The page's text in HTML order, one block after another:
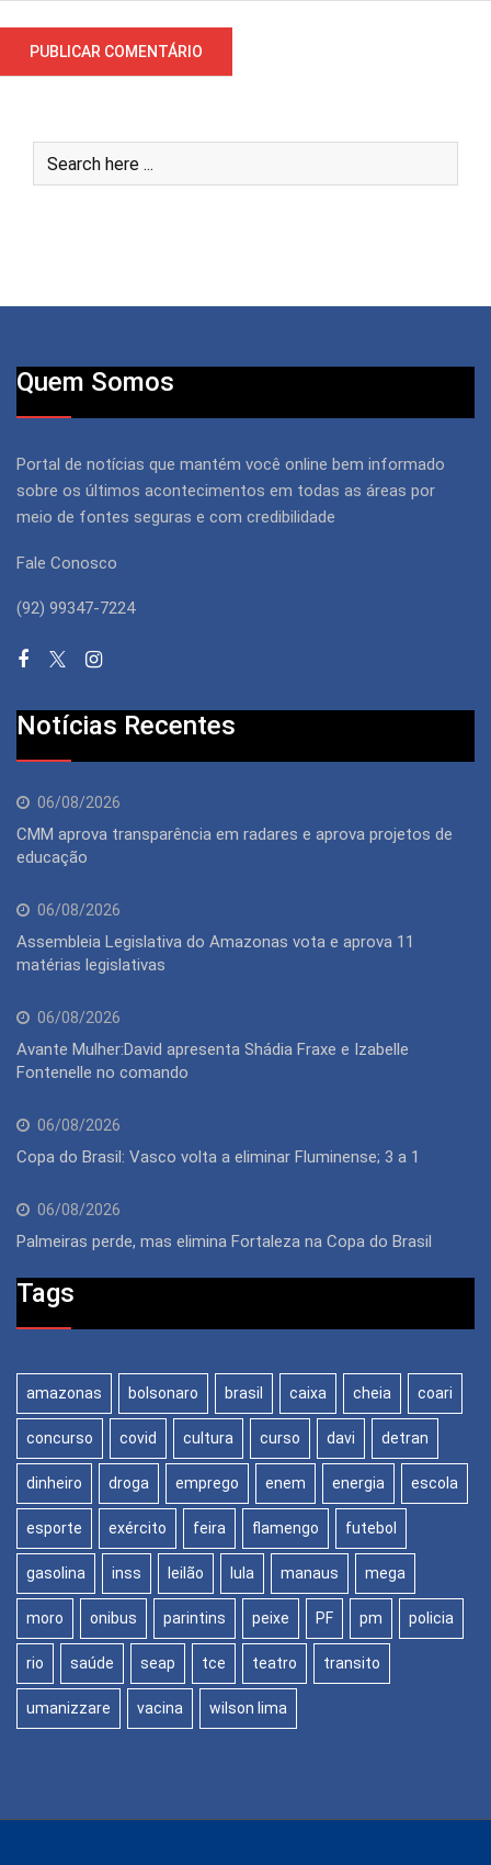
Quem Somos
Portal de notícias que mantém você online bem informado
sobre os últimos acontecimentos em todas as áreas por
meio de fontes seguras e com credibilidade
Fale Conosco
(92) 99347-7224
Notícias Recentes
06/08/2026
CMM aprova transparência em radares e aprova projetos de
educação
06/08/2026
Assembleia Legislativa do Amazonas vota e aprova 11
matérias legislativas
06/08/2026
Avante Mulher:David apresenta Shádia Fraxe e Izabelle
Fontenelle no comando
06/08/2026
Copa do Brasil: Vasco volta a eliminar Fluminense; 3 a 1
06/08/2026
Palmeiras perde, mas elimina Fortaleza na Copa do Brasil
Tags
amazonas bolsonaro brasil caixa cheia coari
concurso covid cultura curso davi detran
dinheiro droga emprego enem energia escola
esporte exército feira flamengo futebol
gasolina inss leilão lula manaus mega
moro onibus parintins peixe PF pm policia
rio saúde seap tce teatro transito
umanizzare vacina wilson lima